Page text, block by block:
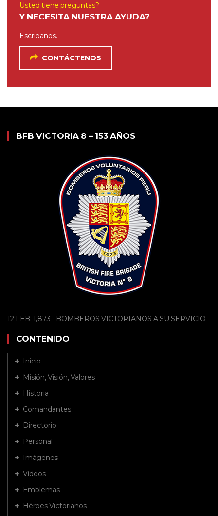
Usted tiene preguntas?
Y NECESITA NUESTRA AYUDA?
Escribanos.
CONTÁCTENOS
BFB VICTORIA 8 – 153 AÑOS
12 FEB. 1,873 - BOMBEROS VICTORIANOS A SU SERVICIO
CONTENIDO
Inicio
Misión, Visión, Valores
Historia
Comandantes
Directorio
Personal
Imágenes
Vídeos
Emblemas
Héroes Victorianos